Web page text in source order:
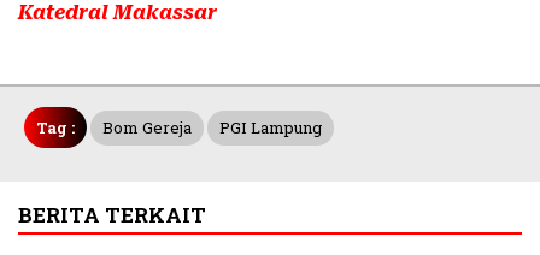
Katedral Makassar
Tag : Bom Gereja PGI Lampung
BERITA TERKAIT